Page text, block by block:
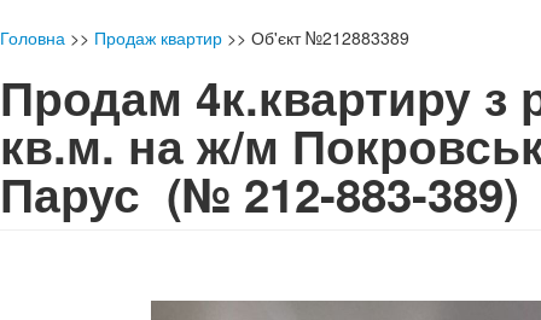
Головна >> Продаж квартир >> Об'єкт №212883389
Продам 4к.квартиру з
кв.м. на ж/м
Парус (№ 212-883-389)